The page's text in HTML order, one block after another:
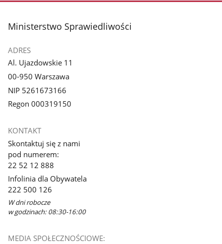
stopka
Ministerstwo Sprawiedliwości
ADRES
Al. Ujazdowskie 11
00-950 Warszawa
NIP 5261673166
Regon 000319150
KONTAKT
Skontaktuj się z nami
pod numerem:
22 52 12 888
Infolinia dla Obywatela
222 500 126
W dni robocze
w godzinach: 08:30-16:00
MEDIA SPOŁECZNOŚCIOWE: